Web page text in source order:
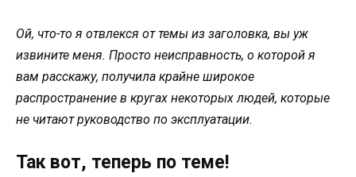
Ой, что-то я отвлекся от темы из заголовка, вы уж
извините меня. Просто неисправность, о которой я
вам расскажу, получила крайне широкое
распространение в кругах некоторых людей, которые
не читают руководство по эксплуатации.
Так вот, теперь по теме!